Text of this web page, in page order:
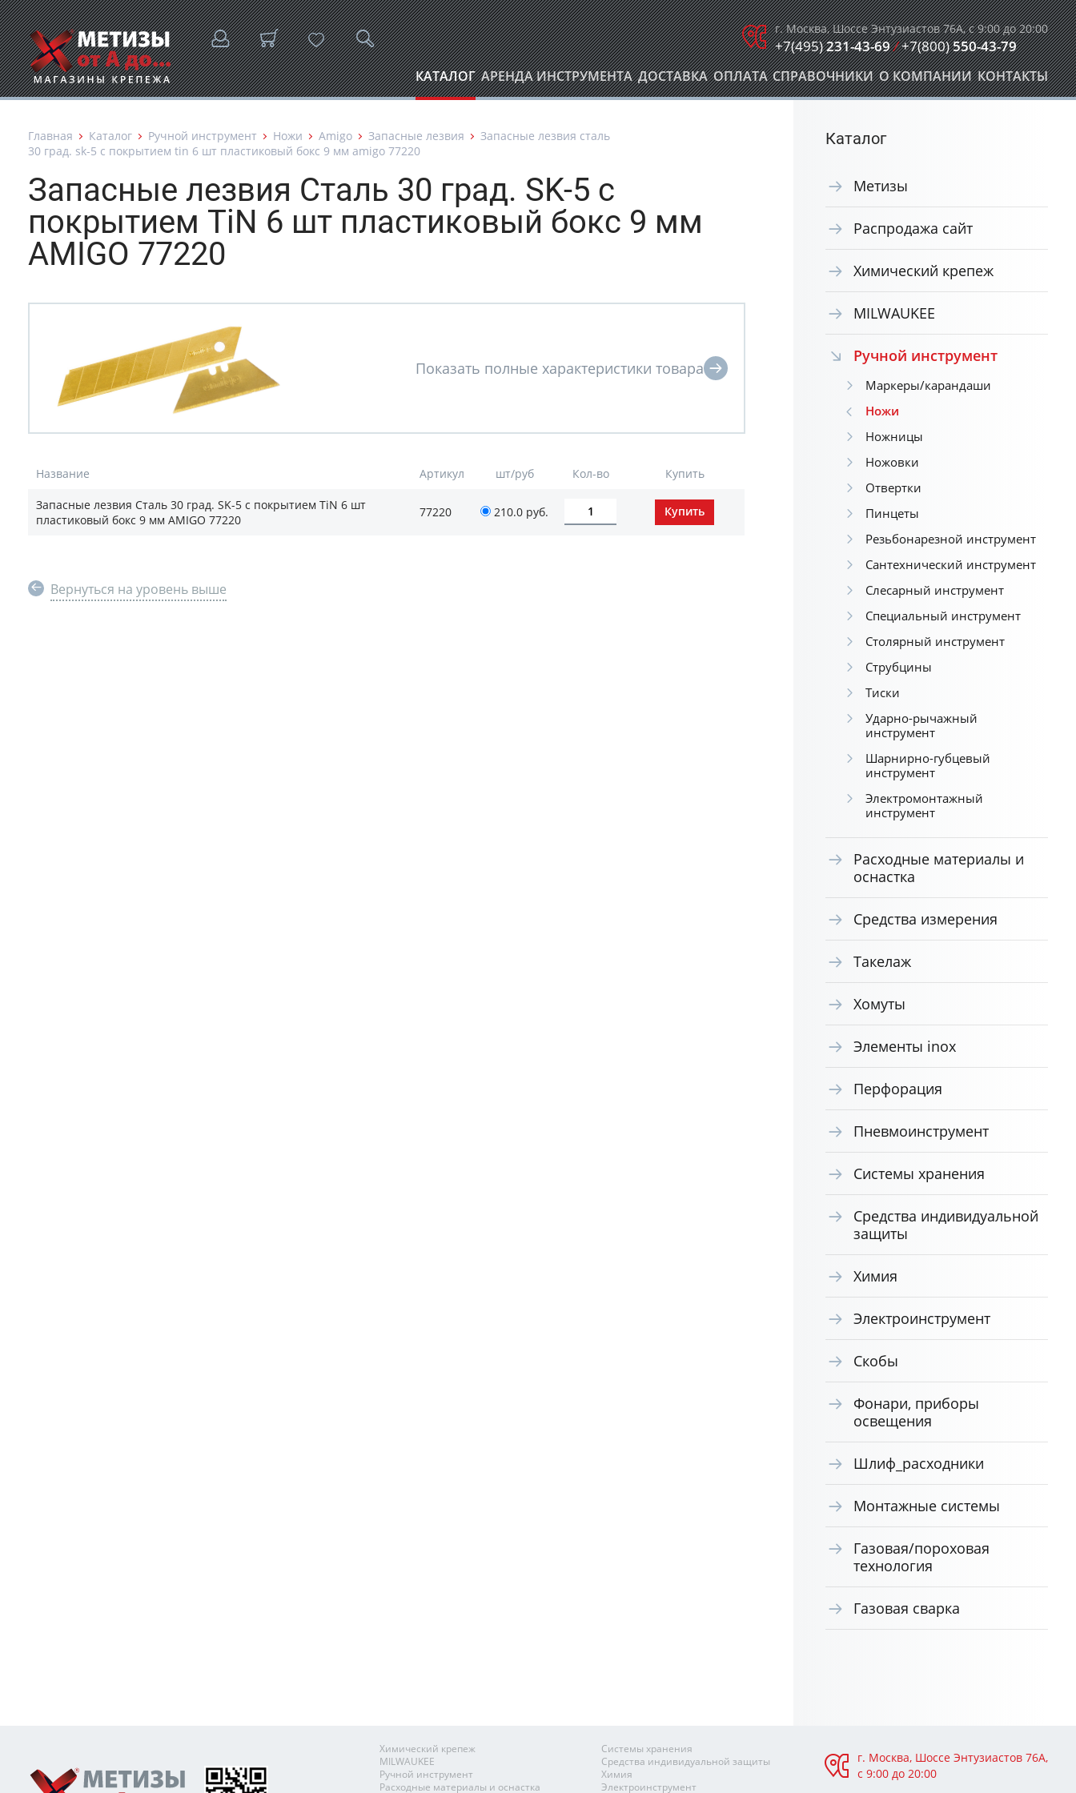
г. Москва, Шоссе Энтузиастов 76А, с 9:00 до 20:00
+7(495)231-43-69/+7(800)550-43-79
КАТАЛОГ АРЕНДА ИНСТРУМЕНТА ДОСТАВКА ОПЛАТА СПРАВОЧНИКИ О КОМПАНИИ КОНТАКТЫ
Главная Каталог Ручной инструмент Ножи Amigo Запасные лезвия
Запасные лезвия сталь
30 град. sk-5 c покрытием tin 6 шт пластиковый бокс 9 мм amigo 77220
Запасные лезвия Сталь 30 град. SK-5 c
покрытием TiN 6 шт пластиковый бокс 9 мм
AMIGO 77220
Название Артикул шт/руб Кол-во Купить
Запасные лезвия Сталь 30 град. SK-5 c покрытием TiN 6 шт
пластиковый бокс 9 мм AMIGO 77220
77220 210.0 руб.
Вернуться на уровень выше
Каталог
Метизы
Распродажа сайт
Химический крепеж
MILWAUKEE
Ручной инструмент
Маркеры/карандаши
Ножи
Ножницы
Ножовки
Отвертки
Пинцеты
Резьбонарезной инструмент
Сантехнический инструмент
Слесарный инструмент
Специальный инструмент
Столярный инструмент
Струбцины
Тиски
Ударно-рычажный
инструмент
Шарнирно-губцевый
инструмент
Электромонтажный
инструмент
Расходные материалы и
оснастка
Средства измерения
Такелаж
Хомуты
Элементы inox
Перфорация
Пневмоинструмент
Системы хранения
Средства индивидуальной
защиты
Химия
Электроинструмент
Скобы
Фонари, приборы
освещения
Шлиф_расходники
Монтажные системы
Газовая/пороховая
технология
Газовая сварка
Химический крепеж
MILWAUKEE
Ручной инструмент
Расходные материалы и оснастка
Системы хранения
Средства индивидуальной защиты
Химия
Электроинструмент
г. Москва, Шоссе Энтузиастов 76А,
с 9:00 до 20:00